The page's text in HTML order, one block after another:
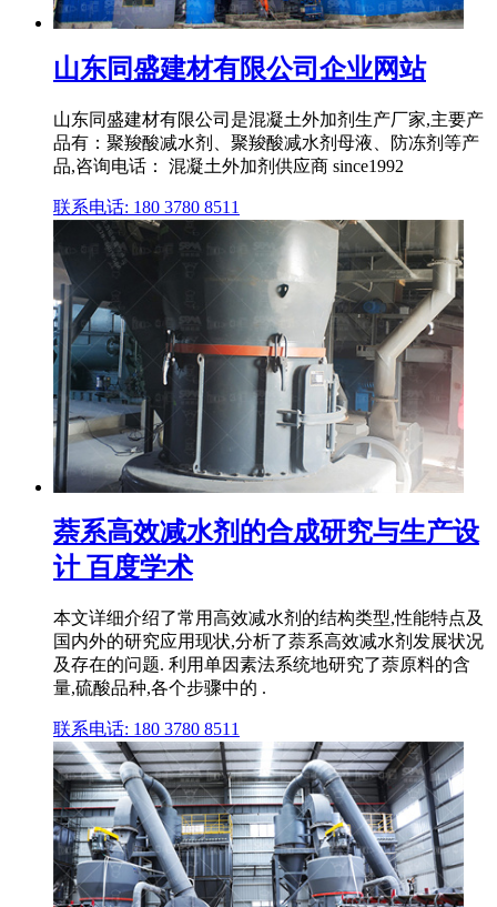
山东同盛建材有限公司企业网站
山东同盛建材有限公司是混凝土外加剂生产厂家,主要产
品有：聚羧酸减水剂、聚羧酸减水剂母液、防冻剂等产
品,咨询电话： 混凝土外加剂供应商 since1992
联系电话: 180 3780 8511
萘系高效减水剂的合成研究与生产设
计 百度学术
本文详细介绍了常用高效减水剂的结构类型,性能特点及
国内外的研究应用现状,分析了萘系高效减水剂发展状况
及存在的问题. 利用单因素法系统地研究了萘原料的含
量,硫酸品种,各个步骤中的 .
联系电话: 180 3780 8511